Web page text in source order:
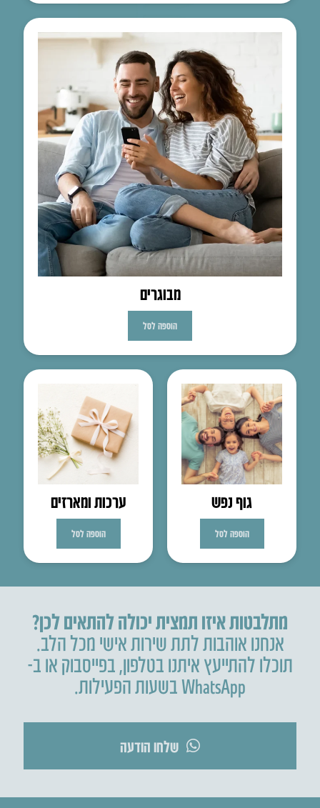
מבוגרים
הוספה לסל
גוף נפש
הוספה לסל
ערכות ומארזים
הוספה לסל
מתלבטות איזו תמצית יכולה להתאים לכן?
אנחנו אוהבות לתת שירות אישי מכל הלב.
תוכלו להתייעץ איתנו בטלפון,בפייסבוק או ב-
WhatsApp בשעות הפעילות.
שלחו הודעה